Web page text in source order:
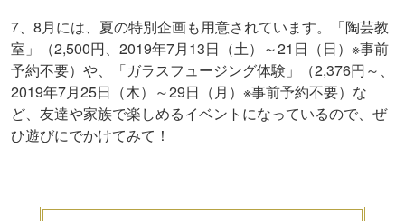
7、8月には、夏の特別企画も用意されています。「陶芸教
室」（2,500円、2019年7月13日（土）～21日（日）※事前
予約不要）や、「ガラスフュージング体験」（2,376円～、
2019年7月25日（木）～29日（月）※事前予約不要）な
ど、友達や家族で楽しめるイベントになっているので、ぜ
ひ遊びにでかけてみて！